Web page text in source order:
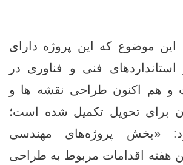
این موضوع که این پروژه دارای
فنی و فناوری در
و هم اکنون طراحی نقشه ها و
برای تحویل تکمیل شده است؛
«بخش پروژه‌های مهندسی
هفته اقدامات مربوط به طراحی